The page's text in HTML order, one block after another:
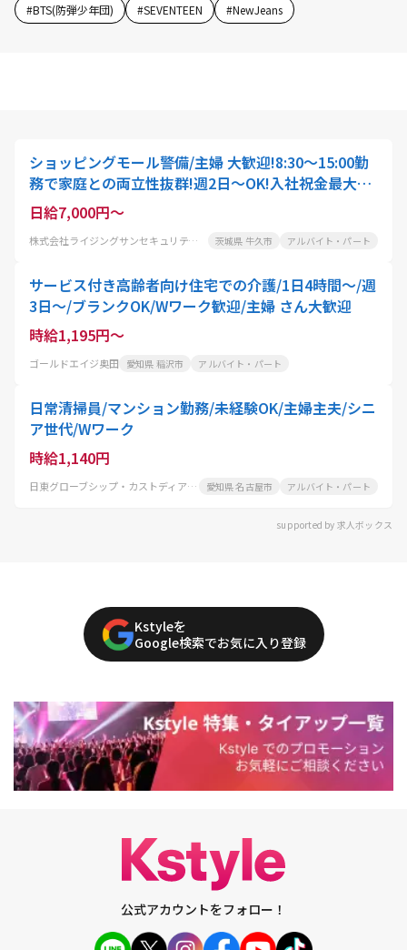
#BTS(防弾少年団) #SEVENTEEN #NewJeans
ショッピングモール警備/主婦 大歓迎!8:30～15:00勤
務で家庭との両立性抜群!週2日～OK!入社祝金最大5
万円支給も!車通勤OK
日給7,000円～
株式会社ライジングサンセキュリティーサービス茨城BASE 茨城県 牛久市 アルバイト・パート
サービス付き高齢者向け住宅での介護/1日4時間～/週
3日～/ブランクOK/Wワーク歓迎/主婦 さん大歓迎
時給1,195円～
ゴールドエイジ奥田 愛知県 稲沢市 アルバイト・パート
日常清掃員/マンション勤務/未経験OK/主婦主夫/シニ
ア世代/Wワーク
時給1,140円
日東グローブシップ・カストディアル・サービス株式会社 愛知県 名古屋市 アルバイト・パート
supported by 求人ボックス
Kstyleを
Google検索でお気に入り登録
公式アカウントをフォロー！